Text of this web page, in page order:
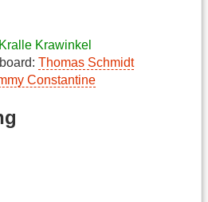
Kralle Krawinkel
Thomas Schmidt
Constantine